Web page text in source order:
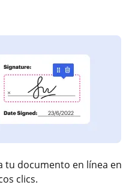
tu documento en línea en
clics.